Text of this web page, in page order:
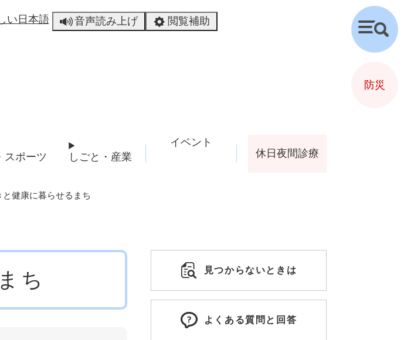
い日本語 音声読み上げ 閲覧補助
スポーツ しごと・産業
イベント
休日夜間診療
と健康に暮らせるまち
ち 見つからないときは
よくある質問と回答
検
索
防災